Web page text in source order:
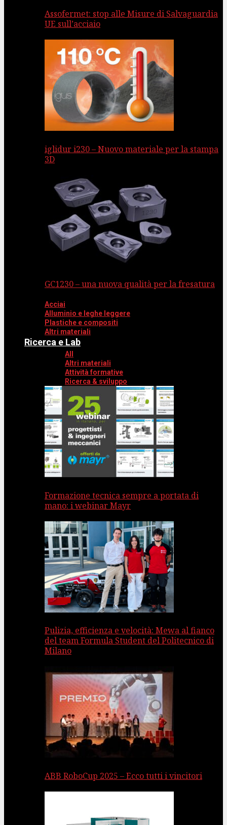
Assofermet: stop alle Misure di Salvaguardia
UE sull’acciaio
iglidur i230 – Nuovo materiale per la stampa
3D
GC1230 – una nuova qualità per la fresatura
Acciai
Alluminio e leghe leggere
Plastiche e compositi
Altri materiali
Ricerca e Lab
All
Altri materiali
Attività formative
Ricerca & sviluppo
Formazione tecnica sempre a portata di
mano: i webinar Mayr
Pulizia, efficienza e velocità: Mewa al fianco
del team Formula Student del Politecnico di
Milano
ABB RoboCup 2025 – Ecco tutti i vincitori